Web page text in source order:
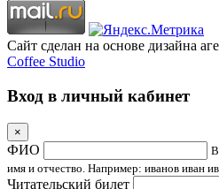
Сайт сделан на основе дизайна
Coffee Studio
Вход в личный кабинет
×
ФИО
имя и отчество. Например: иванов иван
Читательский билет